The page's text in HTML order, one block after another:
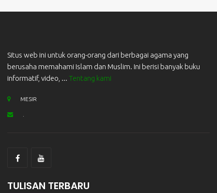
Situs web ini untuk orang-orang dari berbagai agama yang
berusaha memahami Islam dan Muslim. Ini berisi banyak buku
informatif, video, ... Tentang kami
MESIR
TULISAN TERBARU